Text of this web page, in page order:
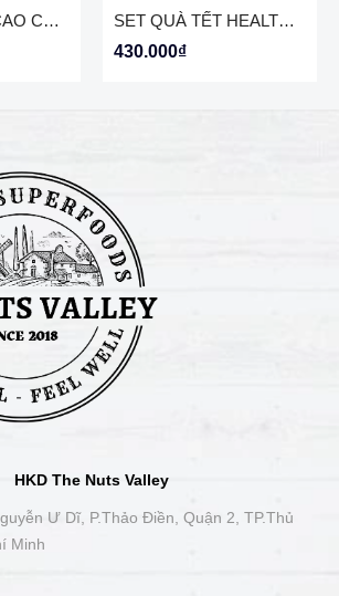
SET QUÀ TẾT CAO CÂP NHƯ Ý 001
SET QUÀ TẾT HEALTHY BÌNH AN 01
430.000₫
HKD The Nuts Valley
Ư Dĩ, P.Thảo Điền, Quận 2, TP.Thủ
Minh